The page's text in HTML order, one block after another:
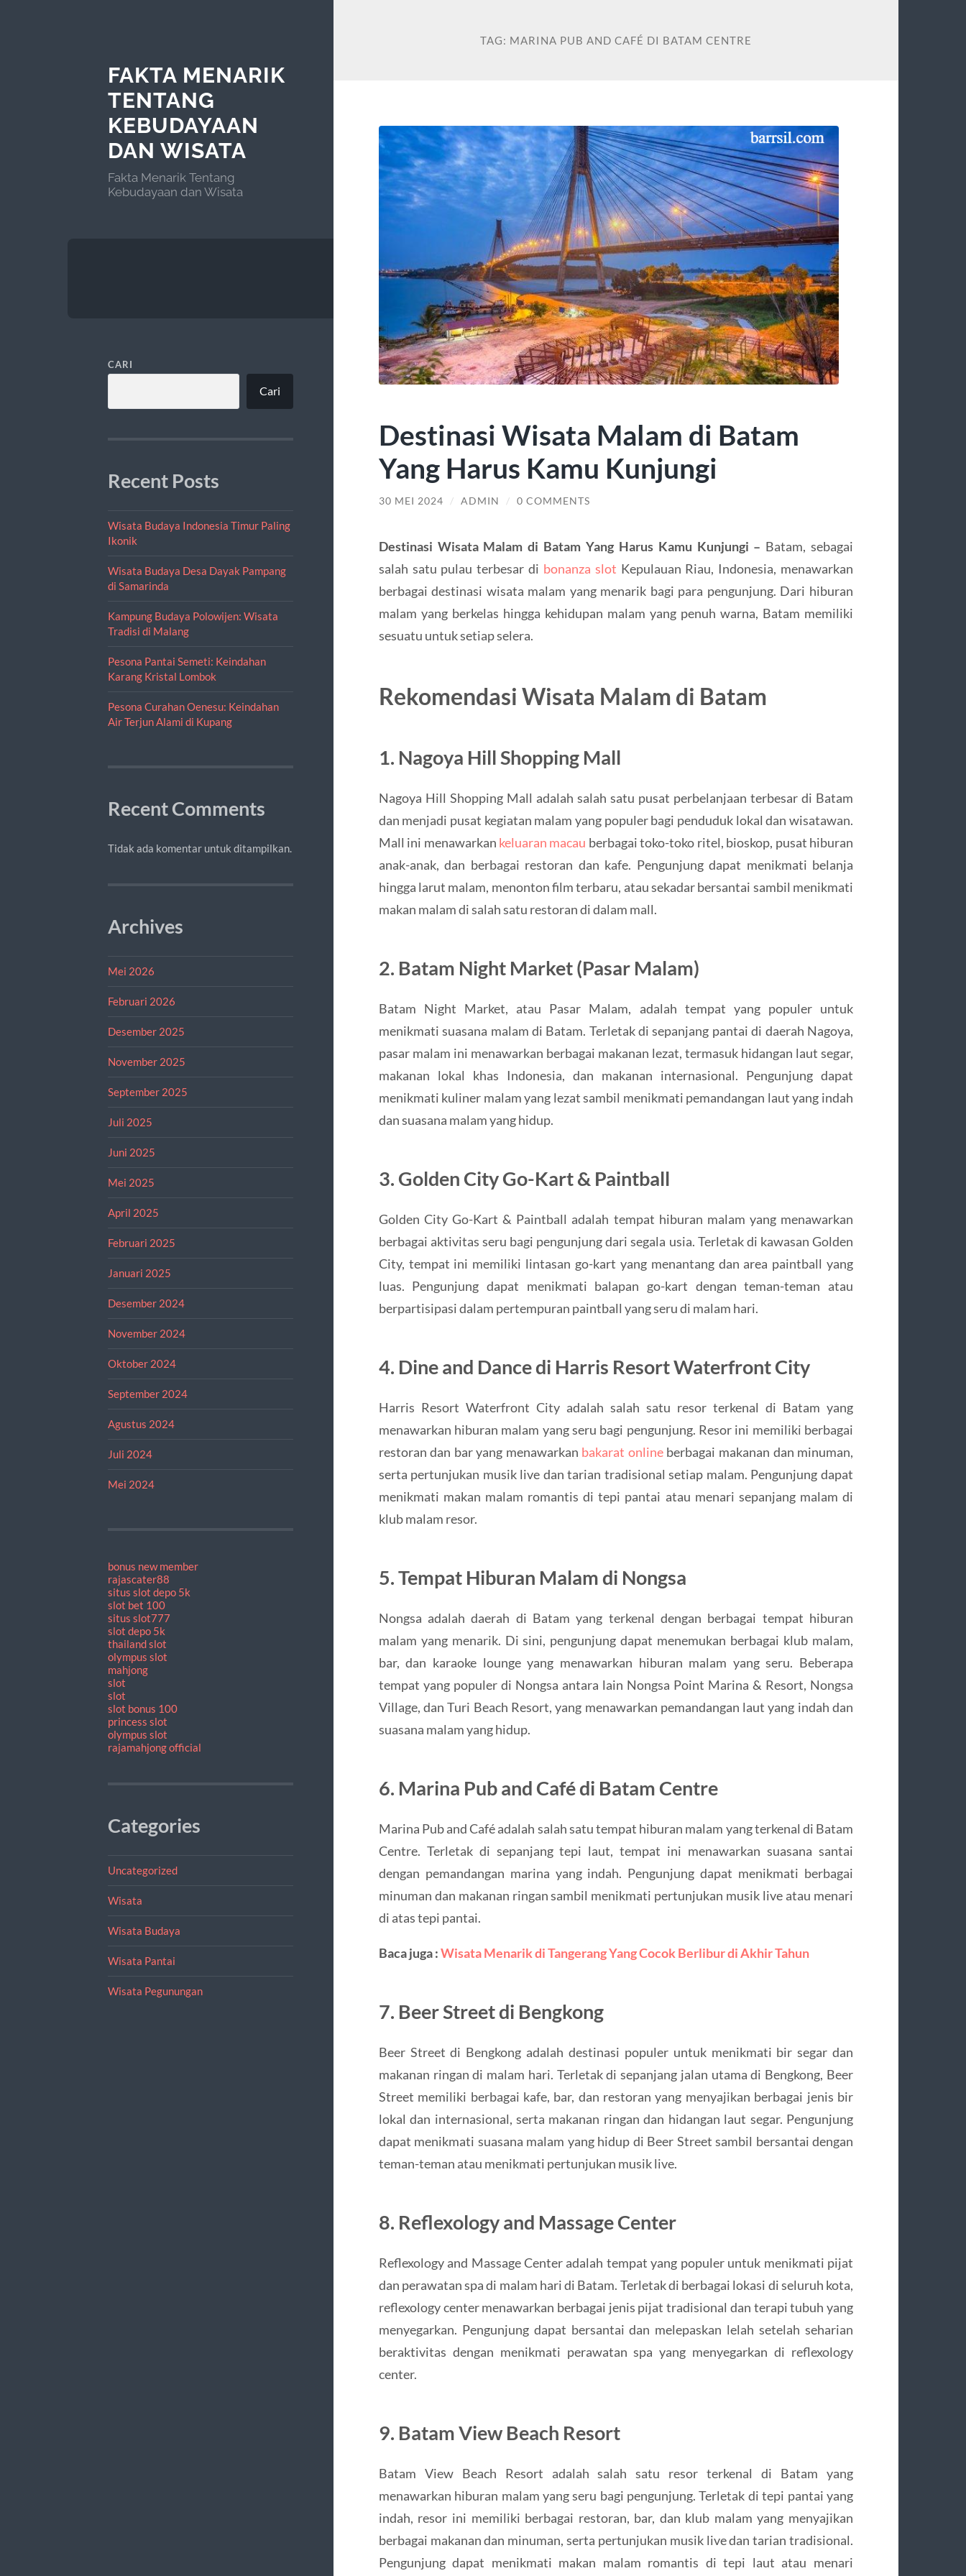
FAKTA MENARIK
TENTANG
KEBUDAYAAN
DAN WISATA
Fakta Menarik Tentang
Kebudayaan dan Wisata
CARI
Cari
Recent Posts
Wisata Budaya Indonesia Timur Paling
Ikonik
Wisata Budaya Desa Dayak Pampang
di Samarinda
Kampung Budaya Polowijen: Wisata
Tradisi di Malang
Pesona Pantai Semeti: Keindahan
Karang Kristal Lombok
Pesona Curahan Oenesu: Keindahan
Air Terjun Alami di Kupang
Recent Comments
Tidak ada komentar untuk ditampilkan.
Archives
Mei 2026
Februari 2026
Desember 2025
November 2025
September 2025
Juli 2025
Juni 2025
Mei 2025
April 2025
Februari 2025
Januari 2025
Desember 2024
November 2024
Oktober 2024
September 2024
Agustus 2024
Juli 2024
Mei 2024
bonus new member
rajascater88
situs slot depo 5k
slot bet 100
situs slot777
slot depo 5k
thailand slot
olympus slot
mahjong
slot
slot
slot bonus 100
princess slot
olympus slot
rajamahjong official
Categories
Uncategorized
Wisata
Wisata Budaya
Wisata Pantai
Wisata Pegunungan
TAG: MARINA PUB AND CAFÉ DI BATAM CENTRE
Destinasi Wisata Malam di Batam
Yang Harus Kamu Kunjungi
30 MEI 2024 / ADMIN / 0 COMMENTS
Destinasi Wisata Malam di Batam Yang Harus Kamu Kunjungi – Batam, sebagai
salah satu pulau terbesar di bonanza slot Kepulauan Riau, Indonesia, menawarkan
berbagai destinasi wisata malam yang menarik bagi para pengunjung. Dari hiburan
malam yang berkelas hingga kehidupan malam yang penuh warna, Batam memiliki
sesuatu untuk setiap selera.
Rekomendasi Wisata Malam di Batam
1. Nagoya Hill Shopping Mall
Nagoya Hill Shopping Mall adalah salah satu pusat perbelanjaan terbesar di Batam
dan menjadi pusat kegiatan malam yang populer bagi penduduk lokal dan wisatawan.
Mall ini menawarkan keluaran macau berbagai toko-toko ritel, bioskop, pusat hiburan
anak-anak, dan berbagai restoran dan kafe. Pengunjung dapat menikmati belanja
hingga larut malam, menonton film terbaru, atau sekadar bersantai sambil menikmati
makan malam di salah satu restoran di dalam mall.
2. Batam Night Market (Pasar Malam)
Batam Night Market, atau Pasar Malam, adalah tempat yang populer untuk
menikmati suasana malam di Batam. Terletak di sepanjang pantai di daerah Nagoya,
pasar malam ini menawarkan berbagai makanan lezat, termasuk hidangan laut segar,
makanan lokal khas Indonesia, dan makanan internasional. Pengunjung dapat
menikmati kuliner malam yang lezat sambil menikmati pemandangan laut yang indah
dan suasana malam yang hidup.
3. Golden City Go-Kart & Paintball
Golden City Go-Kart & Paintball adalah tempat hiburan malam yang menawarkan
berbagai aktivitas seru bagi pengunjung dari segala usia. Terletak di kawasan Golden
City, tempat ini memiliki lintasan go-kart yang menantang dan area paintball yang
luas. Pengunjung dapat menikmati balapan go-kart dengan teman-teman atau
berpartisipasi dalam pertempuran paintball yang seru di malam hari.
4. Dine and Dance di Harris Resort Waterfront City
Harris Resort Waterfront City adalah salah satu resor terkenal di Batam yang
menawarkan hiburan malam yang seru bagi pengunjung. Resor ini memiliki berbagai
restoran dan bar yang menawarkan bakarat onlineberbagai makanan dan minuman,
serta pertunjukan musik live dan tarian tradisional setiap malam. Pengunjung dapat
menikmati makan malam romantis di tepi pantai atau menari sepanjang malam di
klub malam resor.
5. Tempat Hiburan Malam di Nongsa
Nongsa adalah daerah di Batam yang terkenal dengan berbagai tempat hiburan
malam yang menarik. Di sini, pengunjung dapat menemukan berbagai klub malam,
bar, dan karaoke lounge yang menawarkan hiburan malam yang seru. Beberapa
tempat yang populer di Nongsa antara lain Nongsa Point Marina & Resort, Nongsa
Village, dan Turi Beach Resort, yang menawarkan pemandangan laut yang indah dan
suasana malam yang hidup.
6. Marina Pub and Café di Batam Centre
Marina Pub and Café adalah salah satu tempat hiburan malam yang terkenal di Batam
Centre. Terletak di sepanjang tepi laut, tempat ini menawarkan suasana santai
dengan pemandangan marina yang indah. Pengunjung dapat menikmati berbagai
minuman dan makanan ringan sambil menikmati pertunjukan musik live atau menari
di atas tepi pantai.
Baca juga :Wisata Menarik di Tangerang Yang Cocok Berlibur di Akhir Tahun
7. Beer Street di Bengkong
Beer Street di Bengkong adalah destinasi populer untuk menikmati bir segar dan
makanan ringan di malam hari. Terletak di sepanjang jalan utama di Bengkong, Beer
Street memiliki berbagai kafe, bar, dan restoran yang menyajikan berbagai jenis bir
lokal dan internasional, serta makanan ringan dan hidangan laut segar. Pengunjung
dapat menikmati suasana malam yang hidup di Beer Street sambil bersantai dengan
teman-teman atau menikmati pertunjukan musik live.
8. Reflexology and Massage Center
Reflexology and Massage Center adalah tempat yang populer untuk menikmati pijat
dan perawatan spa di malam hari di Batam. Terletak di berbagai lokasi di seluruh kota,
reflexology center menawarkan berbagai jenis pijat tradisional dan terapi tubuh yang
menyegarkan. Pengunjung dapat bersantai dan melepaskan lelah setelah seharian
beraktivitas dengan menikmati perawatan spa yang menyegarkan di reflexology
center.
9. Batam View Beach Resort
Batam View Beach Resort adalah salah satu resor terkenal di Batam yang
menawarkan hiburan malam yang seru bagi pengunjung. Terletak di tepi pantai yang
indah, resor ini memiliki berbagai restoran, bar, dan klub malam yang menyajikan
berbagai makanan dan minuman, serta pertunjukan musik live dan tarian tradisional.
Pengunjung dapat menikmati makan malam romantis di tepi laut atau menari